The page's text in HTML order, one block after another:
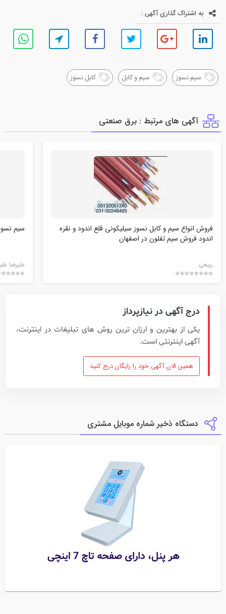
به اشتراک گذاری آگهی :
سیم نسوز سیم و کابل کابل نسوز
آگهی های مرتبط : برق صنعتي
فروش انواع سيم و كابل نسوز سيليكوني قلع اندود و نقره
اندود فروش سيم تفلون در اصفهان
ربيعي
سیم
علیرضا
درج آگهی در نیازپرداز
یکی از بهترین و ارزان ترین روش های تبلیغات در اینترنت،
آگهی اینترنتی است.
همین الان آگهی خود را رایگان درج کنید
دستگاه ذخیر شماره موبایل مشتری